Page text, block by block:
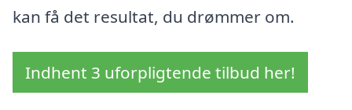
kan få det resultat, du drømmer om.
Indhent 3 uforpligtende tilbud her!